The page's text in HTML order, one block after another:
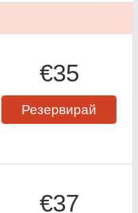
€35
Резервирай
€37